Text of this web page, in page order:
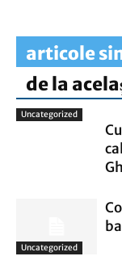
articole
de la
Uncategorized
Uncategorized